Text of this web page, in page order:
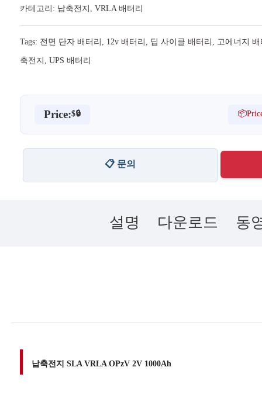
카테고리: 납축전지 , VRLA 배터리
Tags: 전면 단자배터리, 12v배터리, 딥 사이클 배터리, 고에너지
축전지 , UPS 배터리
Price:$🔒
📋 문의
설명 다운로드 동
납축전지 SLA VRLA OPzV 2V 1000Ah